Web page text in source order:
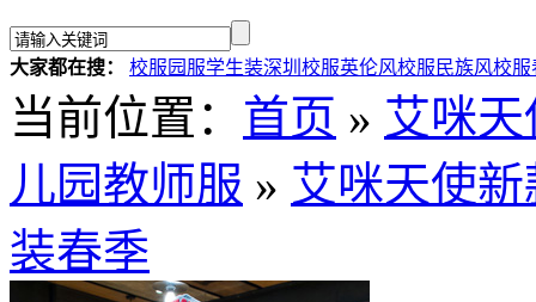
大家都在搜： 校服 园服学生装深圳校服英伦风校服 民族风校服
当前位置： 首页 » 艾咪
儿园教师服 » 艾咪天使
装春季